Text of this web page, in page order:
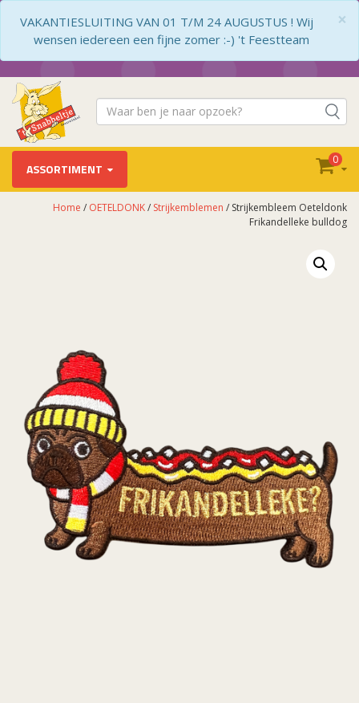
×
VAKANTIESLUITING VAN 01 T/M 24 AUGUSTUS ! Wij
wensen iedereen een fijne zomer :-) 't Feestteam
ASSORTIMENT
0
Home / OETELDONK/ Strijkemblemen / Strijkembleem Oeteldonk
Frikandelleke bulldog